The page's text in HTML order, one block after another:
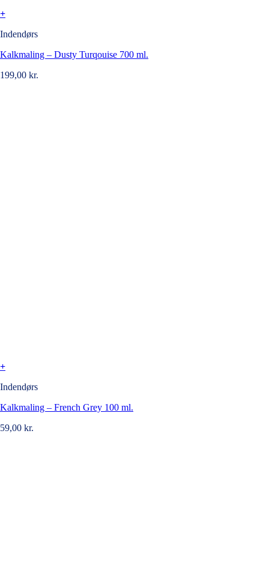
+
Indendørs
Kalkmaling – Dusty Turqouise 700 ml.
199,00 kr.
+
Indendørs
Kalkmaling – French Grey 100 ml.
59,00 kr.